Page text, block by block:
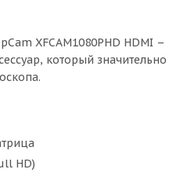
XFCAM1080PHD HDMI –
который значительно
HD)